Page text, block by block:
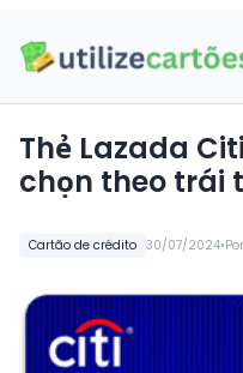
Cartão de crédito 30/07/2024•Por
Thẻ Lazada
chọn theo trái